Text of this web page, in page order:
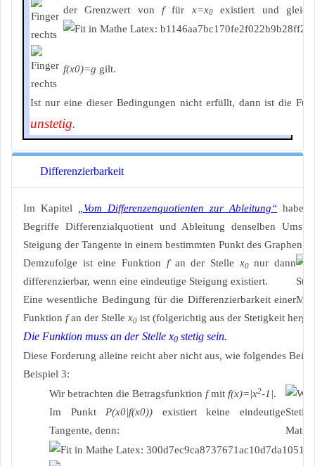
der Grenzwert vonffür x=x0existiert und gleich
f(x0)=g gilt.
Ist nur eine dieser Bedingungen nicht erfüllt, dann ist die
unstetig.
Differenzierbarkeit
Im Kapitel „Vom Differenzenquotienten zur Ableitung“ haben
Begriffe Differenzialquotient und Ableitung denselben
Steigung der Tangente in einem bestimmten Punkt des Graphen
Demzufolge ist eine Funktion fan der Stelle x0nur dann
differenzierbar, wenn eine eindeutige Steigung existiert.
Eine wesentliche Bedingung für die Differenzierbarkeit einer
Funktion fan der Stelle x0 ist (folgerichtig aus der Stetigkeit
Die Funktion muss an der Stelle x0 stetig sein.
Diese Forderung alleine reicht aber nicht aus, wie folgendes
Beispiel 3:
Wir betrachten die Betragsfunktion fmit f(x)=|x2-1|.
Im PunktP(x0|f(x0)) existiert keine eindeutige
Tangente, denn: